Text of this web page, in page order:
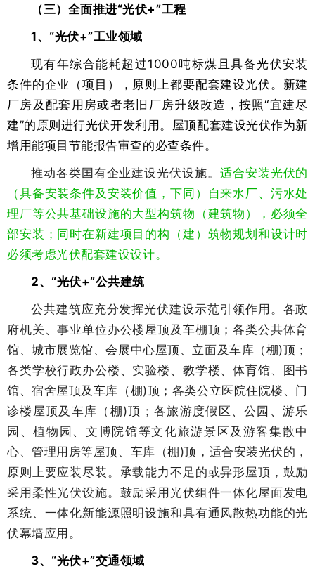
（三）全面推进“光伏+”工程
1、“光伏+”工业领域
现有年综合能耗超过1000吨标煤且具备光伏安装
条件的企业（项目），原则上都要配套建设光伏。新建
厂房及配套用房或者老旧厂房升级改造，按照“宜建尽
建”的原则进行光伏开发利用。屋顶配套建设光伏作为新
增用能项目节能报告审查的必查条件。
推动各类国有企业建设光伏设施。 适合安装光伏的
（具备安装条件及安装价值，下同）自来水厂、污水处
理厂等公共基础设施的大型构筑物（建筑物），必须全
部安装；同时在新建项目的构（建）筑物规划和设计时
必须考虑光伏配套建设设计。
2、“光伏+”公共建筑
公共建筑应充分发挥光伏建设示范引领作用。各政
府机关、事业单位办公楼屋顶及车棚顶；各类公共体育
馆、城市展览馆、会展中心屋顶、立面及车库（棚)顶；
各类学校行政办公楼、实验楼、教学楼、体育馆、图书
馆、宿舍屋顶及车库（棚)顶；各类公立医院住院楼、门
诊楼屋顶及车库（棚)顶；各旅游度假区、公园、游乐
园、植物园、文博院馆等文化旅游景区及游客集散中
心、管理用房等屋顶、车库（棚)顶，适合安装光伏的，
原则上要应装尽装。承载能力不足的或异形屋顶，鼓励
采用柔性光伏设施。鼓励采用光伏组件一体化屋面发电
系统、一体化新能源照明设施和具有通风散热功能的光
伏幕墙应用。
3、“光伏+”交通领域